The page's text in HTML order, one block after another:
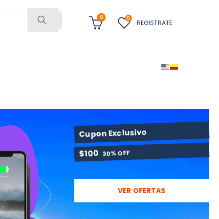
0 0
REGISTRATE
Cupon Exclusivo
$100 30% OFF
VER OFERTAS